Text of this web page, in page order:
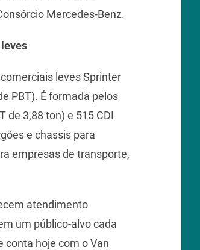
Mercedes-Benz.
leves Sprinter
PBT). É formada pelos
de 3,88 ton) e 515 CDI
e chassis para
empresas de transporte,
atendimento
um público-alvo cada
conta hoje com o Van